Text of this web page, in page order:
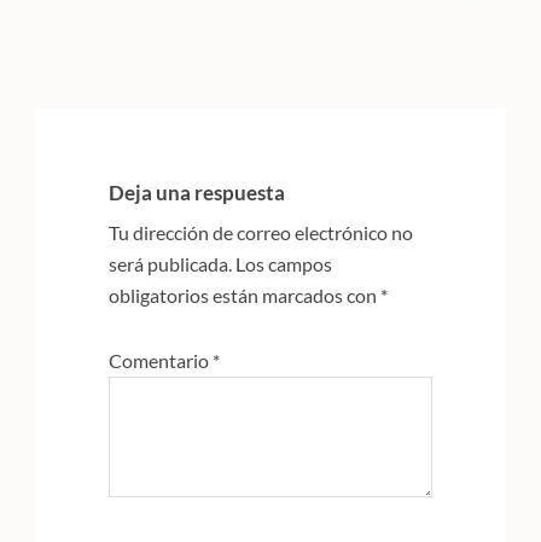
lectores
Deja una respuesta
Tu dirección de correo electrónico no
será publicada. Los campos
obligatorios están marcados con *
Comentario *